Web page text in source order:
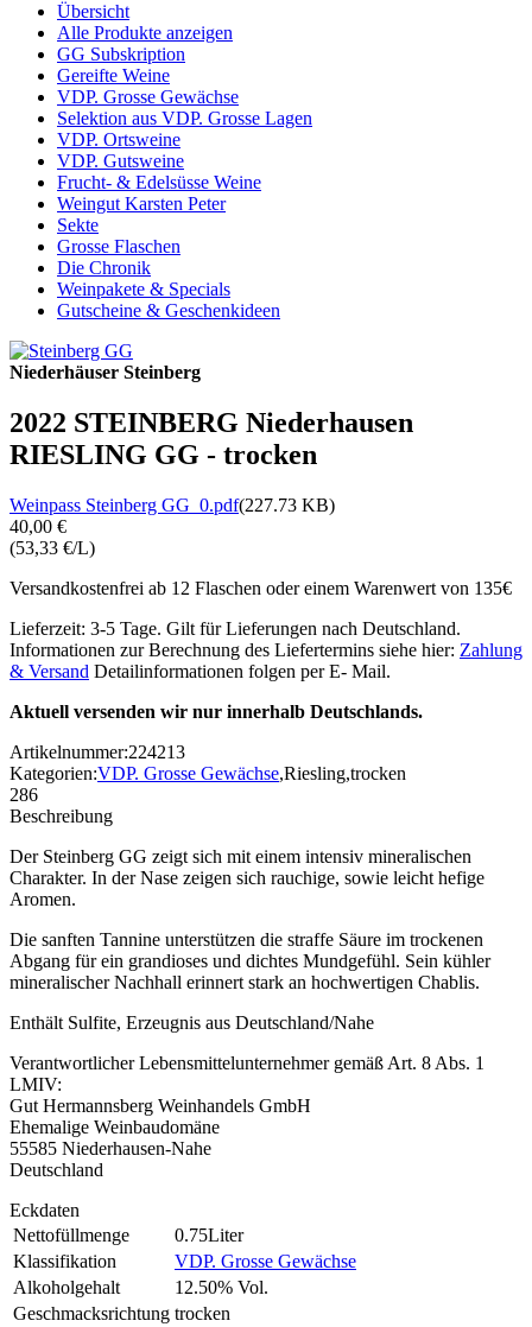
Übersicht
Alle Produkte anzeigen
GG Subskription
Gereifte Weine
VDP. Grosse Gewächse
Selektion aus VDP. Grosse Lagen
VDP. Ortsweine
VDP. Gutsweine
Frucht- & Edelsüsse Weine
Weingut Karsten Peter
Sekte
Grosse Flaschen
Die Chronik
Weinpakete & Specials
Gutscheine & Geschenkideen
Niederhäuser Steinberg
2022 STEINBERG Niederhausen
RIESLING GG - trocken
Weinpass Steinberg GG_0.pdf(227.73 KB)
40,00 €
(53,33 €/L)
Versandkostenfrei ab 12 Flaschen oder einem Warenwert von 135€
Lieferzeit: 3-5 Tage. Gilt für Lieferungen nach Deutschland.
Informationen zur Berechnung des Liefertermins siehe hier: Zahlung
& Versand Detailinformationen folgen per E- Mail.
Aktuell versenden wir nur innerhalb Deutschlands.
Artikelnummer:224213
Kategorien:VDP. Grosse Gewächse,Riesling,trocken
286
Beschreibung
Der Steinberg GG zeigt sich mit einem intensiv mineralischen
Charakter. In der Nase zeigen sich rauchige, sowie leicht hefige
Aromen.
Die sanften Tannine unterstützen die straffe Säure im trockenen
Abgang für ein grandioses und dichtes Mundgefühl. Sein kühler
mineralischer Nachhall erinnert stark an hochwertigen Chablis.
Enthält Sulfite, Erzeugnis aus Deutschland/Nahe
Verantwortlicher Lebensmittelunternehmer gemäß Art. 8 Abs. 1
LMIV:
Gut Hermannsberg Weinhandels GmbH
Ehemalige Weinbaudomäne
55585 Niederhausen-Nahe
Deutschland
Eckdaten
Nettofüllmenge
0.75Liter
Klassifikation
VDP. Grosse Gewächse
Alkoholgehalt
12.50% Vol.
Geschmacksrichtung trocken